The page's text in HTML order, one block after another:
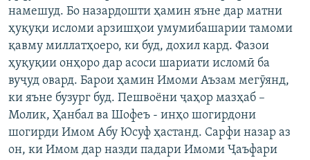
намешуд. Бо назардошти ҳамин яъне дар матни
ҳуқуқи исломи арзишҳои умумибашарии тамоми
қавму миллатҳоеро, ки буд, дохил кард. Фазои
ҳуқуқии онҳоро дар асоси шариати исломӣ ба
вуҷуд овард. Барои ҳамин Имоми Аъзам мегӯянд,
ки яъне бузург буд. Пешвоёни ҷаҳор мазҳаб –
Молик, Ҳанбал ва Шофеъ - инҳо шогирдони
шогирди Имом Абу Юсуф ҳастанд. Сарфи назар аз
он, ки Имом дар назди падари Имоми Ҷаъфари